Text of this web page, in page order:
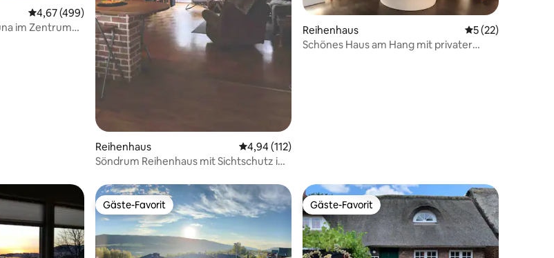
5, 145 Bewertungen
Durchschnittliche Bewertung: 4,67 von 5, 499 Bewertungen
4,67 (499)
im Zentrum
Reihenhaus Durchschnittliche Bewertung: 4,94 von 5, 112 Bewertungen
4,94 (112)
Söndrum Reihenhaus mit Sichtschutz im
Reihenhaus Durchschnittliche
5 (22)
Schönes Haus am Hang mit privater
Gäste-Favorit
Gäste-Favorit Gäste-Favorit
Gäste-Favorit